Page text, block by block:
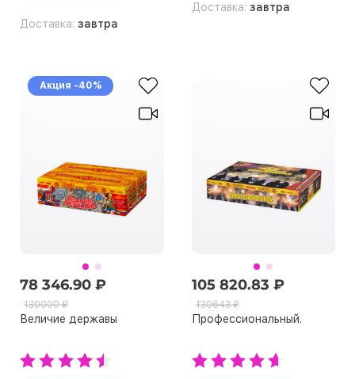
Доставка: завтра
Доставка: завтра
Акция -40%
78 346.90 ₽
130000 ₽
Величие державы
105 820.83 ₽
130643 ₽
Профессиональный.